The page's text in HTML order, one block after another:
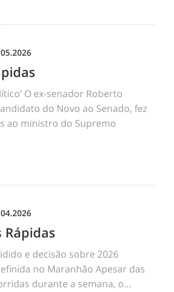
O ex-senador Roberto
do Novo ao Senado, fez
ao ministro do Supremo
e decisão sobre 2026
no Maranhão Apesar das
durante a semana, o...